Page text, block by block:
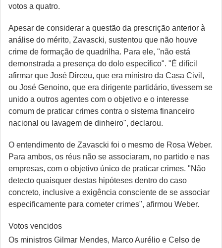
votos a quatro.
Apesar de considerar a questão da prescrição anterior à
análise do mérito, Zavascki, sustentou que não houve
crime de formação de quadrilha. Para ele, "não está
demonstrada a presença do dolo específico". "É difícil
afirmar que José Dirceu, que era ministro da Casa Civil,
ou José Genoino, que era dirigente partidário, tivessem se
unido a outros agentes com o objetivo e o interesse
comum de praticar crimes contra o sistema financeiro
nacional ou lavagem de dinheiro", declarou.
O entendimento de Zavascki foi o mesmo de Rosa Weber.
Para ambos, os réus não se associaram, no partido e nas
empresas, com o objetivo único de praticar crimes. "Não
detecto quaisquer destas hipóteses dentro do caso
concreto, inclusive a exigência consciente de se associar
especificamente para cometer crimes", afirmou Weber.
Votos vencidos
Os ministros Gilmar Mendes, Marco Aurélio e Celso de